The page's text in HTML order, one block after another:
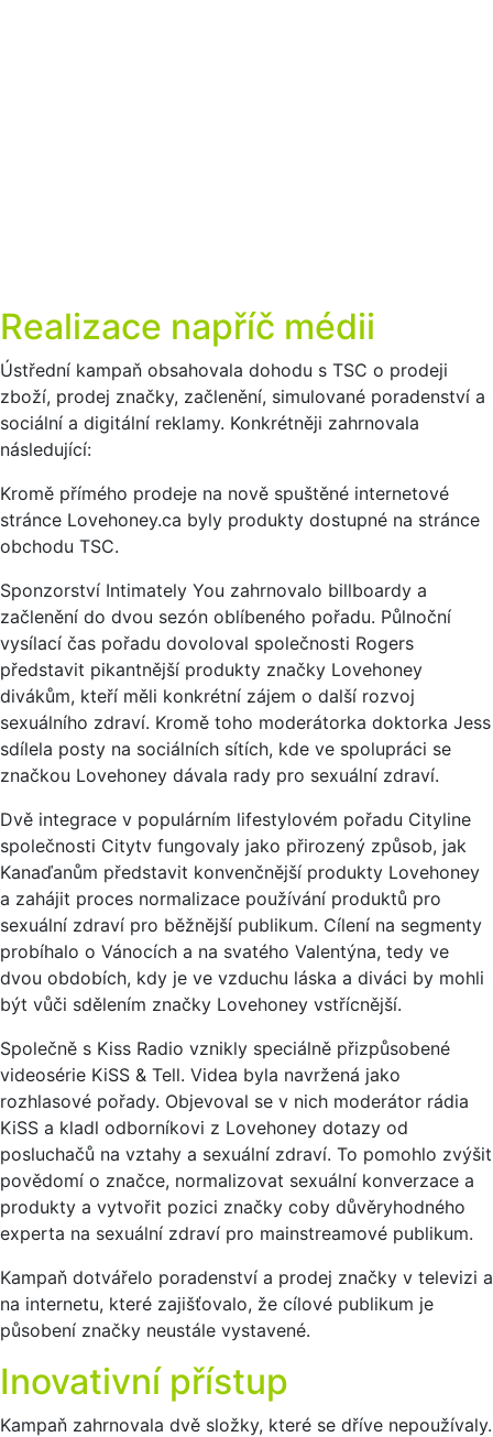
Realizace napříč médii
Ústřední kampaň obsahovala dohodu s TSC o prodeji
zboží, prodej značky, začlenění, simulované poradenství a
sociální a digitální reklamy. Konkrétněji zahrnovala
následující:
Kromě přímého prodeje na nově spuštěné internetové
stránce Lovehoney.ca byly produkty dostupné na stránce
obchodu TSC.
Sponzorství Intimately You zahrnovalo billboardy a
začlenění do dvou sezón oblíbeného pořadu. Půlnoční
vysílací čas pořadu dovoloval společnosti Rogers
představit pikantnější produkty značky Lovehoney
divákům, kteří měli konkrétní zájem o další rozvoj
sexuálního zdraví. Kromě toho moderátorka doktorka Jess
sdílela posty na sociálních sítích, kde ve spolupráci se
značkou Lovehoney dávala rady pro sexuální zdraví.
Dvě integrace v populárním lifestylovém pořadu Cityline
společnosti Citytv fungovaly jako přirozený způsob, jak
Kanaďanům představit konvenčnější produkty Lovehoney
a zahájit proces normalizace používání produktů pro
sexuální zdraví pro běžnější publikum. Cílení na segmenty
probíhalo o Vánocích a na svatého Valentýna, tedy ve
dvou obdobích, kdy je ve vzduchu láska a diváci by mohli
být vůči sdělením značky Lovehoney vstřícnější.
Společně s Kiss Radio vznikly speciálně přizpůsobené
videosérie KiSS & Tell. Videa byla navržená jako
rozhlasové pořady. Objevoval se v nich moderátor rádia
KiSS a kladl odborníkovi z Lovehoney dotazy od
posluchačů na vztahy a sexuální zdraví. To pomohlo zvýšit
povědomí o značce, normalizovat sexuální konverzace a
produkty a vytvořit pozici značky coby důvěryhodného
experta na sexuální zdraví pro mainstreamové publikum.
Kampaň dotvářelo poradenství a prodej značky v televizi a
na internetu, které zajišťovalo, že cílové publikum je
působení značky neustále vystavené.
Inovativní přístup
Kampaň zahrnovala dvě složky, které se dříve nepoužívaly.